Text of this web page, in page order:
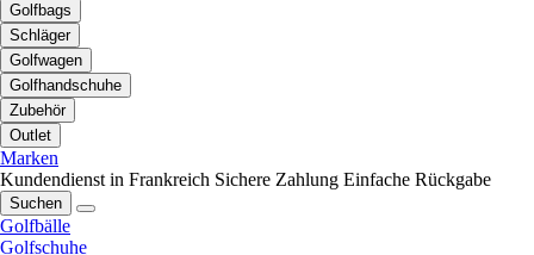
Golfbags
Schläger
Golfwagen
Golfhandschuhe
Zubehör
Outlet
Marken
Kundendienst in Frankreich Sichere Zahlung Einfache Rückgabe
Suchen
Golfbälle
Golfschuhe